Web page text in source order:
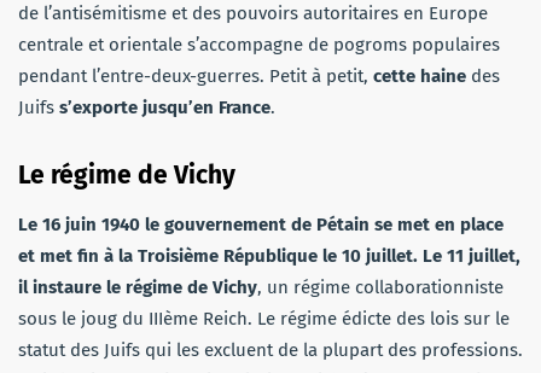
de l’antisémitisme et des pouvoirs autoritaires en Europe
centrale et orientale s’accompagne de pogroms populaires
pendant l’entre-deux-guerres. Petit à petit, cette haine des
Juifs s’exporte jusqu’en France.
Le régime de Vichy
Le 16 juin 1940 le gouvernement de Pétain se met en place
et met fin à la Troisième République le 10 juillet. Le 11 juillet,
il instaure le régime de Vichy, un régime collaborationniste
sous le joug du IIIème Reich. Le régime édicte des lois sur le
statut des Juifs qui les excluent de la plupart des professions.